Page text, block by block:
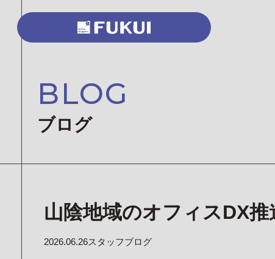
BLOG
ブログ
山陰地域のオフィスDX
2026.06.26スタッフブログ